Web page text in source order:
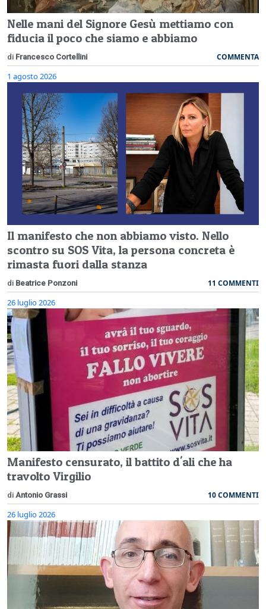
Nelle mani del Signore Gesù mettiamo con
fiducia il poco che siamo e abbiamo
di Francesco Cortellini COMMENTA
1 agosto 2026
Il manifesto che non abbiamo visto. Nello
scontro su SOS Vita, la persona concreta è
rimasta fuori dalla stanza
di Beatrice Ponzoni 11 COMMENTI
26 luglio 2026
Manifesto censurato, il battito d'ali che ha
travolto Virgilio
di Antonio Grassi 10 COMMENTI
26 luglio 2026